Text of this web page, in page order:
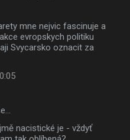
mne nejvic fascinuje a
evropskych politiku
Svycarsko oznacit za
nacistické je - vždyť